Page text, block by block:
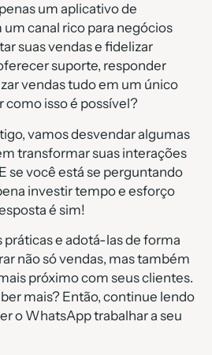
um aplicativo de
canal rico para negócios
suas vendas e fidelizar
suporte, responder
vendas tudo em um único
como isso é possível?
vamos desvendar algumas
transformar suas interações
se você está se perguntando
investir tempo e esforço
é sim!
práticas e adotá-las de forma
não só vendas, mas também
próximo com seus clientes.
mais? Então, continue lendo
o WhatsApp trabalhar a seu